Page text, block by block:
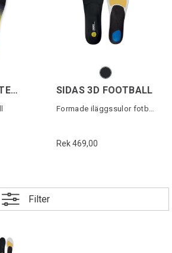
SIDAS MAX PROTECT FOOTBALL JR SIDAS 3D FOOTBALL
Formade iläggssulor fotboll
Rek 469,00
Filter